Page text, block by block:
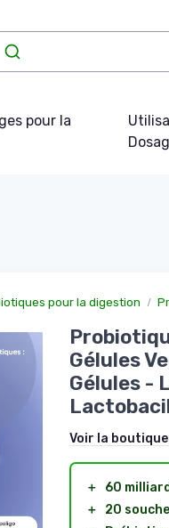
pour la
pour la digestion
Gélules
Gélules -
Voir la boutique
＋ 60
＋
20